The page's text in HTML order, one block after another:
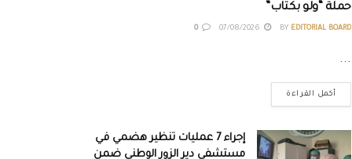
حملة “ولو بكتاب”
BY EDITORIAL BOARD
0
...
أكمل القراءة
إجراء 7 عمليات تنظير هضمي في
مستشفى دير الزور الوطني ضمن